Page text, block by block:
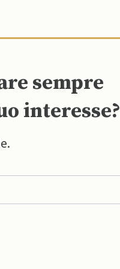
sempre
interesse?